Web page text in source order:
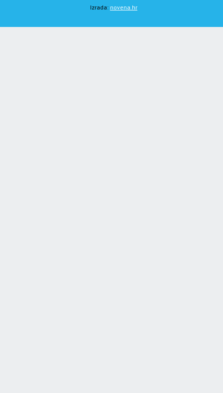
Izrada: novena.hr